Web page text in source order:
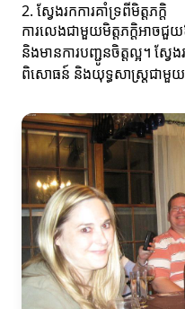
2. ស្វែងរកការគាំទ្រពីមិត្តភក្តិ
ការលេងជាមួយមិត្តភក្តិអាចជួយ
និងមានការបញ្ជូនចិត្តល្អ។ ស្វែ
ពិសោធន៍ និងយុទ្ធសាស្ត្រជាមួយ